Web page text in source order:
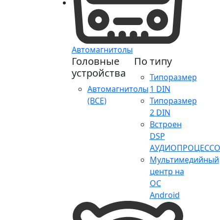
Автомагнитолы
Головные
устройства
Автомагнитолы
(ВСЕ)
По типу
Типоразмер
1 DIN
Типоразмер
2 DIN
Встроен
DSP
Мультимедийный
центр на
ОС
Android